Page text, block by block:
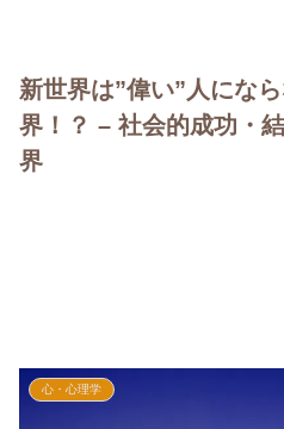
新世界は”偉い”人にな
界！？ – 社会的成功・
界
心・心理学